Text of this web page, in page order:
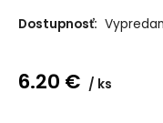
Dostupnosť:
6.20 € ks